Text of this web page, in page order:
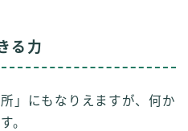
る力
」にもなりえますが、何か
。